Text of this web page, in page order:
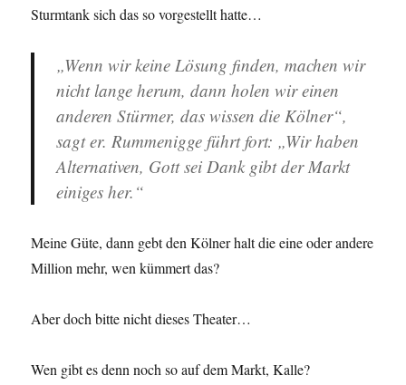
Sturmtank sich das so vorgestellt hatte…
„Wenn wir keine Lösung finden, machen wir
nicht lange herum, dann holen wir einen
anderen Stürmer, das wissen die Kölner“,
sagt er. Rummenigge führt fort: „Wir haben
Alternativen, Gott sei Dank gibt der Markt
einiges her.“
Meine Güte, dann gebt den Kölner halt die eine oder andere
Million mehr, wen kümmert das?
Aber doch bitte nicht dieses Theater…
Wen gibt es denn noch so auf dem Markt, Kalle?